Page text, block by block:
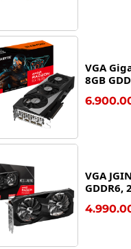
VGA
8GB
VGA
GDDR6,